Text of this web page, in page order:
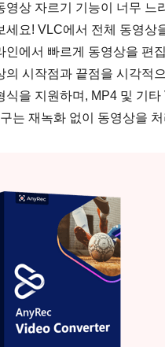
영상 자르기 기능이 너무 느
세요! VLC에서 전체 동영상
인에서 빠르게 동영상을 편
의 시작점과 끝점을 시각적
식을 지원하며, MP4 및 기
는 재녹화 없이 동영상을